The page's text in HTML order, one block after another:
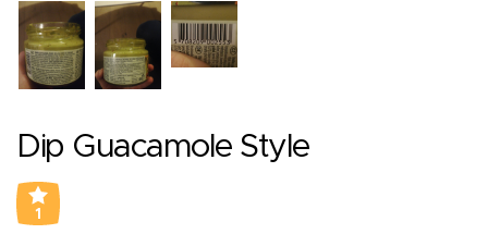
Dip Guacamole Style
1